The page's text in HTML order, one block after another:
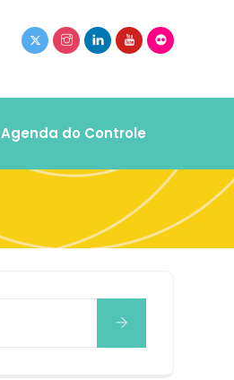
Agenda do Controle